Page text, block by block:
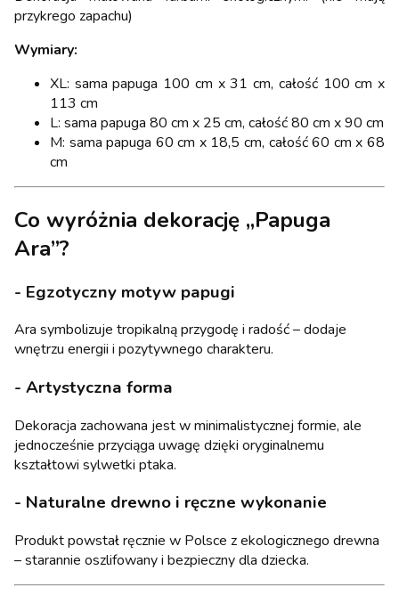
przykrego zapachu)
Wymiary:
XL: sama papuga 100 cm x 31 cm, całość 100 cm x
113 cm
L: sama papuga 80 cm x 25 cm, całość 80 cm x 90 cm
M: sama papuga 60 cm x 18,5 cm, całość 60 cm x 68
cm
Co wyróżnia dekorację „Papuga
Ara”?
- Egzotyczny motyw papugi
Ara symbolizuje tropikalną przygodę i radość – dodaje
wnętrzu energii i pozytywnego charakteru.
- Artystyczna forma
Dekoracja zachowana jest w minimalistycznej formie, ale
jednocześnie przyciąga uwagę dzięki oryginalnemu
kształtowi sylwetki ptaka.
- Naturalne drewno i ręczne wykonanie
Produkt powstał ręcznie w Polsce z ekologicznego drewna
– starannie oszlifowany i bezpieczny dla dziecka.